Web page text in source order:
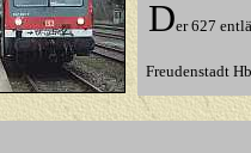
Der 627
Freudenstadt